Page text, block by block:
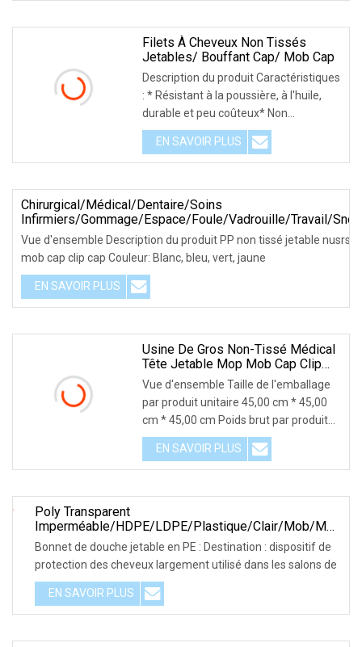
Filets À Cheveux Non Tissés
Jetables/ Bouffant Cap/ Mob Cap
Description du produit Caractéristiques
: * Résistant à la poussière, à l'huile,
durable et peu coûteux* Non
pelucheux,
EN SAVOIR PLUS
Chirurgical/médical/dentaire/soins
Infirmiers/gommage/espace/foule/vadrouille/travail/
Capuchon Jetable En PP Non Tissé Pour
Médecin/chirurgien/infirmière/travailleur
(bouffant/rond/plissé/bande/clip)
Vue d'ensemble Description du produit PP non tissé jetable nusrse
mob cap clip cap Couleur: Blanc, bleu, vert, jaune
EN SAVOIR PLUS
Usine De Gros Non-Tissé Médical
Tête Jetable Mop Mob Cap Clip
Caps
Vue d'ensemble Taille de l'emballage
par produit unitaire 45,00 cm * 45,00
cm * 45,00 cm Poids brut par produit
unitaire
EN SAVOIR PLUS
Poly Transparent
Imperméable/HDPE/LDPE/plastique/clair/Mob/Mop
Bonnet De Douche Jetable En PE Pour Hôtel/voyage
Bain/baignade Avec Plissé/serti/bande/clip/bande
Formes
Bonnet de douche jetable en PE : Destination : dispositif de
protection des cheveux largement utilisé dans les salons de
EN SAVOIR PLUS